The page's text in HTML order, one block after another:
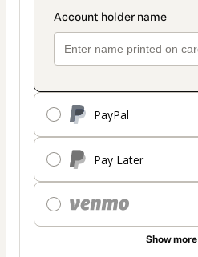
PayPal
Pay Later
Show more